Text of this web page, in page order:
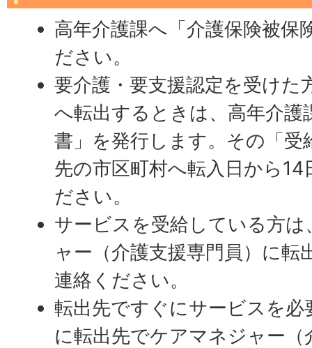
高年介護課へ「介護保険被保
ださい。
要介護・要支援認定を受けた
へ転出するときは、高年介護
書」を発行します。その「受
先の市区町村へ転入日から
ださい。
サービスを受給している方
ャー（介護支援専門員）に
連絡ください。
転出先ですぐにサービスを必
に転出先でケアマネジャー（